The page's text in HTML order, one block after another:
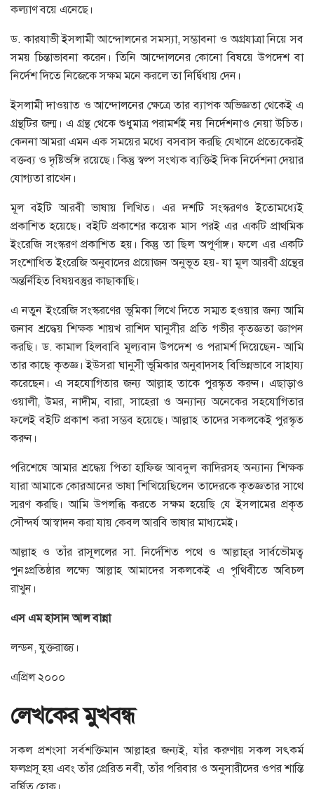
কল্যাণ বয়ে এনেছে।
ড. কারযাভী ইসলামী আন্দোলনের সমস্যা, সম্ভাবনা ও অগ্রযাত্রা নিয়ে সব
সময় চিন্তাভাবনা করেন। তিনি আন্দোলনের কোনো বিষয়ে উপদেশ বা
নির্দেশ দিতে নিজেকে সক্ষম মনে করলে তা নির্দ্বিধায় দেন।
ইসলামী দাওয়াত ও আন্দোলনের ক্ষেত্রে তার ব্যাপক অভিজ্ঞতা থেকেই এ
গ্রন্থটির জন্ম। এ গ্রন্থ থেকে শুধুমাত্র পরামর্শই নয় নির্দেশনাও নেয়া উচিত।
কেননা আমরা এমন এক সময়ের মধ্যে বসবাস করছি যেখানে প্রত্যেকেরই
বক্তব্য ও দৃষ্টিভঙ্গি রয়েছে। কিন্তু স্বল্প সংখ্যক ব্যক্তিই দিক নির্দেশনা দেয়ার
যোগ্যতা রাখেন।
মূল বইটি আরবী ভাষায় লিখিত। এর দশটি সংস্করণও ইতোমধ্যেই
প্রকাশিত হয়েছে। বইটি প্রকাশের কয়েক মাস পরই এর একটি প্রাথমিক
ইংরেজি সংস্করণ প্রকাশিত হয়। কিন্তু তা ছিল অপূর্ণাঙ্গ। ফলে এর একটি
সংশোধিত ইংরেজি অনুবাদের প্রয়োজন অনুভূত হয়- যা মূল আরবী গ্রন্থের
অন্তর্নিহিত বিষয়বস্তুর কাছাকাছি।
এ নতুন ইংরেজি সংস্করণের ভূমিকা লিখে দিতে সম্মত হওয়ার জন্য আমি
জনাব শ্রদ্ধেয় শিক্ষক শায়খ রাশিদ ঘানুসীর প্রতি গভীর কৃতজ্ঞতা জ্ঞাপন
করছি। ড. কামাল হিলবাবি মূল্যবান উপদেশ ও পরামর্শ দিয়েছেন- আমি
তার কাছে কৃতজ্ঞ। ইউসরা ঘানুসী ভূমিকার অনুবাদসহ বিভিন্নভাবে সাহায্য
করেছেন। এ সহযোগিতার জন্য আল্লাহ তাকে পুরস্কৃত করুন। এছাড়াও
ওয়ালী, উমর, নাদীম, বারা, সাহেরা ও অন্যান্য অনেকের সহযোগিতার
ফলেই বইটি প্রকাশ করা সম্ভব হয়েছে। আল্লাহ তাদের সকলকেই পুরস্কৃত
করুন।
পরিশেষে আমার শ্রদ্ধেয় পিতা হাফিজ আবদুল কাদিরসহ অন্যান্য শিক্ষক
যারা আমাকে কোরআনের ভাষা শিখিয়েছিলেন তাদেরকে কৃতজ্ঞতার সাথে
স্মরণ করছি। আমি উপলব্ধি করতে সক্ষম হয়েছি যে ইসলামের প্রকৃত
সৌন্দর্য আস্বাদন করা যায় কেবল আরবি ভাষার মাধ্যমেই।
আল্লাহ ও তাঁর রাসূললের সা. নির্দেশিত পথে ও আল্লাহ্‌র সার্বভৌমত্ব
পুনঃপ্রতিষ্ঠার লক্ষ্যে আল্লাহ আমাদের সকলকেই এ পৃথিবীতে অবিচল
রাখুন।
এসএমহাসানআলবান্না
লন্ডন, যুক্তরাজ্য।
এপ্রিল ২০০০
লেখকের মুখবন্ধ
সকল প্রশংসা সর্বশক্তিমান আল্লাহর জন্যই, যাঁর করুণায় সকল সৎকর্ম
ফলপ্রসূ হয় এবং তাঁর প্রেরিত নবী, তাঁর পরিবার ও অনুসারীদের ওপর শান্তি